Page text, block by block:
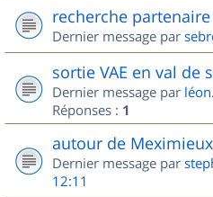
recherche
Dernier message par
sortie VAE en val de
Dernier message par léon.
Réponses : 1
autour de Meximieux
Dernier message par
12:11